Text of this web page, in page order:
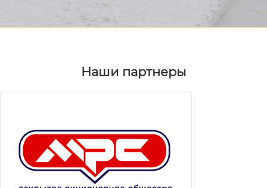
Наши партнеры